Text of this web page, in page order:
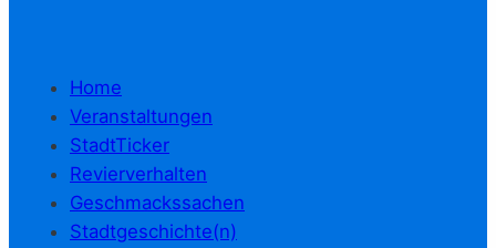
Home
Veranstaltungen
StadtTicker
Revierverhalten
Geschmackssachen
Stadtgeschichte(n)